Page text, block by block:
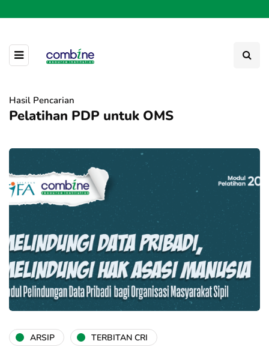
Hasil Pencarian
Pelatihan PDP untuk OMS
ARSIP TERBITAN CRI